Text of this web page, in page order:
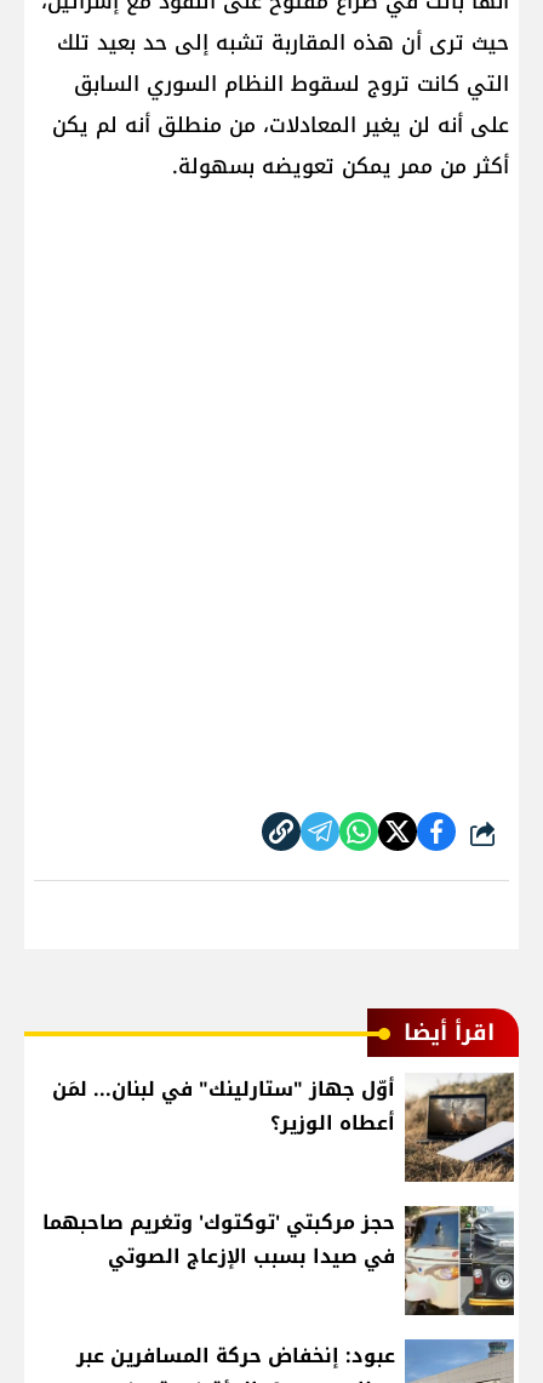
حيث ترى أن هذه المقاربة تشبه إلى حد بعيد تلك
التي كانت تروج لسقوط النظام السوري السابق
على أنه لن يغير المعادلات، من منطلق أنه لم يكن
أكثر من ممر يمكن تعويضه بسهولة.
شارك
اقرأ أيضا
أوّل جهاز "ستارلينك" في لبنان... لمَن
أعطاه الوزير؟
حجز مركبتي 'توكتوك' وتغريم صاحبهما
في صيدا بسبب الإزعاج الصوتي
عبود: إنخفاض حركة المسافرين عبر